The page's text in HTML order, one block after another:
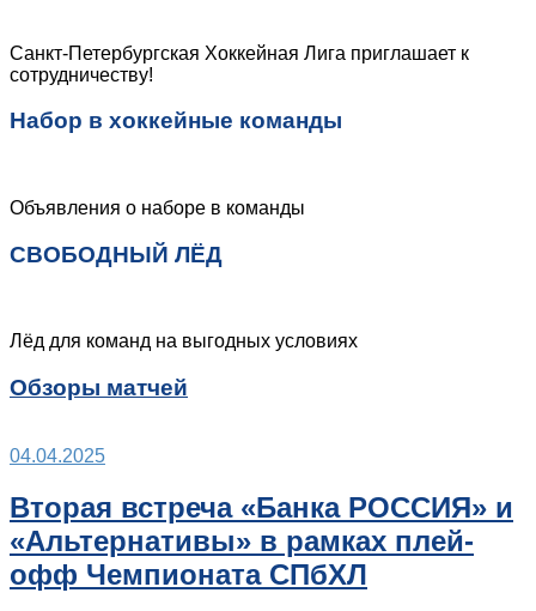
Санкт-Петербургская Хоккейная Лига приглашает к
сотрудничеству!
Набор в хоккейные команды
Объявления о наборе в команды
СВОБОДНЫЙ ЛЁД
Лёд для команд на выгодных условиях
Обзоры матчей
04.04.2025
Вторая встреча «Банка РОССИЯ» и
«Альтернативы» в рамках плей-
офф Чемпионата СПбХЛ